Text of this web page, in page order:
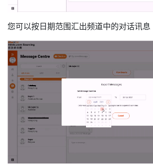
您可以按日期范围汇出频道中的对话讯息